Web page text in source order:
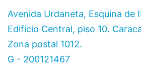
prima
a
empresa
merideña
Avenida Urdaneta, Esquina de
Edificio Central, piso 10.
Zona postal 1012.
G - 200121467